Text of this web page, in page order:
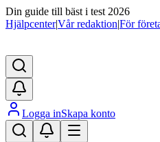
Din guide till bäst i test 2026
Hjälpcenter|Vår redaktion|För
Logga inSkapa konto